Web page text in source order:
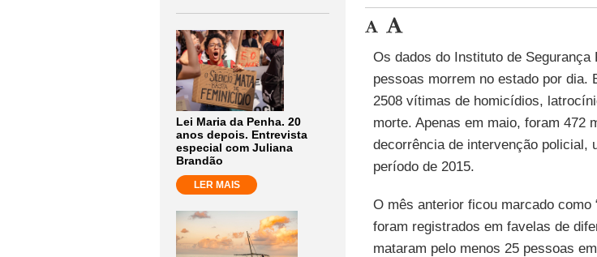
Lei Maria da Penha. 20
anos depois. Entrevista
especial com Juliana
Brandão
LER MAIS
Os dados do Instituto de Segurança
pessoas morrem no estado por dia.
2508 vítimas de homicídios,
morte. Apenas em maio, foram 472
decorrência de intervenção policial,
período de 2015.
O mês anterior ficou marcado como
foram registrados em favelas de
mataram pelo menos 25 pessoas